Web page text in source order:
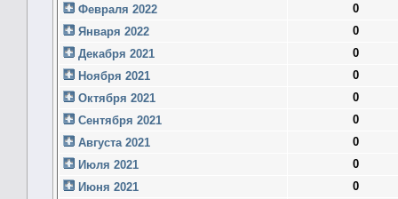
Февраля 2022
0
Января 2022
0
Декабря 2021
0
Ноября 2021
0
Октября 2021
0
Сентября 2021
0
Августа 2021
0
Июля 2021
0
Июня 2021
0